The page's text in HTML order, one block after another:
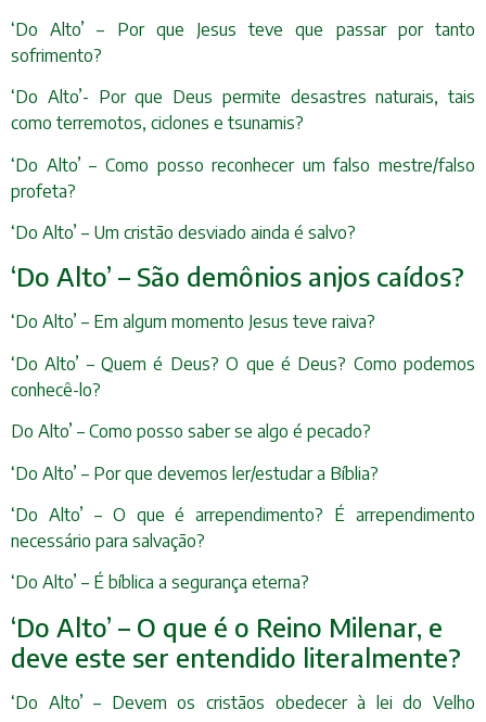
‘Do Alto’ – Por que Jesus teve que passar por tanto
sofrimento?
‘Do Alto’- Por que Deus permite desastres naturais, tais
como terremotos, ciclones e tsunamis?
‘Do Alto’ – Como posso reconhecer um falso mestre/falso
profeta?
‘Do Alto’ – Um cristão desviado ainda é salvo?
‘Do Alto’ – São demônios anjos caídos?
‘Do Alto’ – Em algum momento Jesus teve raiva?
‘Do Alto’ – Quem é Deus? O que é Deus? Como podemos
conhecê-lo?
Do Alto’ – Como posso saber se algo é pecado?
‘Do Alto’ – Por que devemos ler/estudar a Bíblia?
‘Do Alto’ – O que é arrependimento? É arrependimento
necessário para salvação?
‘Do Alto’ – É bíblica a segurança eterna?
‘Do Alto’ – O que é o Reino Milenar, e
deve este ser entendido literalmente?
‘Do Alto’ – Devem os cristãos obedecer à lei do Velho